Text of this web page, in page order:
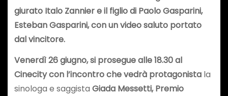
giuratoItalo Zanniere il figlio di Paolo Gasparini,
Esteban Gasparini, con un video saluto portato
dal vincitore.
Venerdì 26 giugno, si prosegue alle 18.30 al
Cinecity con l’incontro che vedrà protagonista la
sinologa e saggista Giada Messetti, Premio